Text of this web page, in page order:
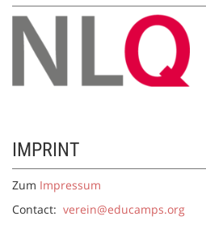
IMPRINT
Zum Impressum
Contact: verein@educamps.org